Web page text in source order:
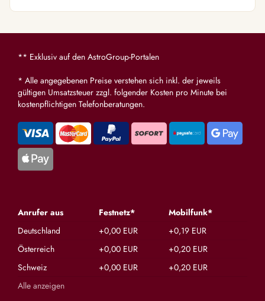
** Exklusiv auf den AstroGroup-Portalen
* Alle angegebenen Preise verstehen sich inkl. der jeweils
gültigen Umsatzsteuer zzgl. folgender Kosten pro Minute bei
kostenpflichtigen Telefonberatungen.
Anrufer aus Festnetz*
Mobilfunk*
Deutschland
+0,00 EUR
+0,19 EUR
Österreich
+0,00 EUR
+0,20 EUR
Schweiz
+0,00 EUR
+0,20 EUR
Alle anzeigen